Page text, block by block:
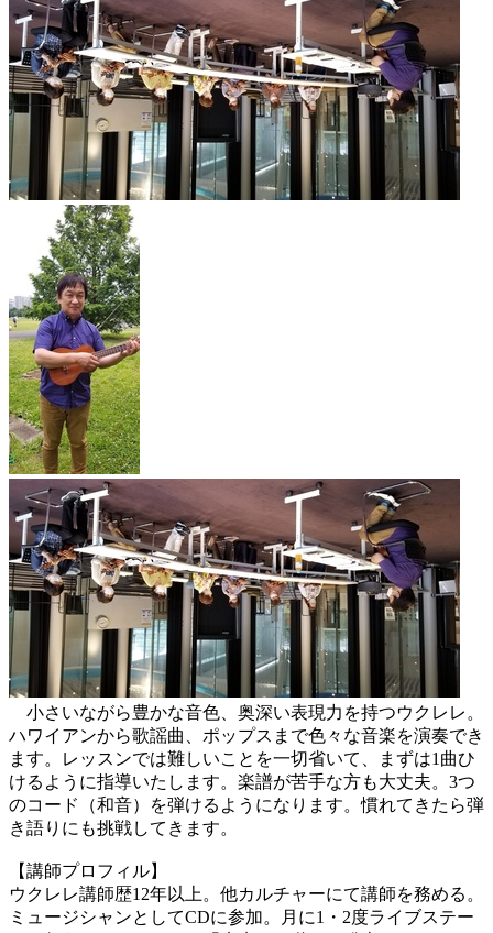
小さいながら豊かな音色、奥深い表現力を持つウクレレ。
ハワイアンから歌謡曲、ポップスまで色々な音楽を演奏でき
ます。レッスンでは難しいことを一切省いて、まずは1曲ひ
けるように指導いたします。楽譜が苦手な方も大丈夫。3つ
のコード（和音）を弾けるようになります。慣れてきたら弾
き語りにも挑戦してきます。
【講師プロフィル】
ウクレレ講師歴12年以上。他カルチャーにて講師を務める。
ミュージシャンとしてCDに参加。月に1・2度ライブステー